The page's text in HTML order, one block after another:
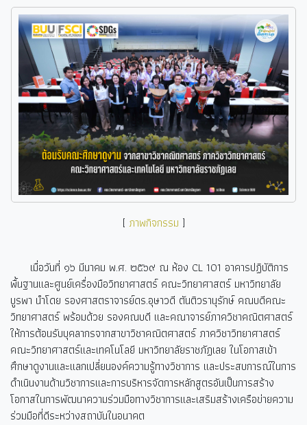
[ ภาพกิจกรรม ]
เมื่อวันที่ ๑๖ มีนาคม พ.ศ. ๒๕๖๙ ณ ห้อง CL 101 อาคารปฏิบัติการ
พื้นฐานและศูนย์เครื่องมือวิทยาศาสตร์ คณะวิทยาศาสตร์ มหาวิทยาลัย
บูรพา นำโดย รองศาสตราจารย์ดร.อุษาวดี ตันติวรานุรักษ์ คณบดีคณะ
วิทยาศาสตร์ พร้อมด้วย รองคณบดี และคณาจารย์ภาควิชาคณิตศาสตร์
ให้การต้อนรับบุคลากรจากสาขาวิชาคณิตศาสตร์ ภาควิชาวิทยาศาสตร์
คณะวิทยาศาสตร์และเทคโนโลยี มหาวิทยาลัยราชภัฏเลย ในโอกาสเข้า
ศึกษาดูงานและแลกเปลี่ยนองค์ความรู้ทางวิชาการ และประสบการณ์ในการ
ดำเนินงานด้านวิชาการและการบริหารจัดการหลักสูตรอันเป็นการสร้าง
โอกาสในการพัฒนาความร่วมมือทางวิชาการและเสริมสร้างเครือข่ายความ
ร่วมมือที่ดีระหว่างสถาบันในอนาคต